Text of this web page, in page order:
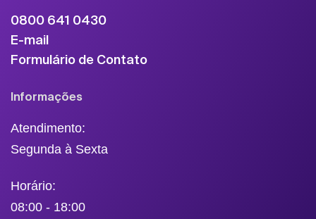
0800 641 0430
E-mail
Formulário de Contato
Informações
Atendimento:
Segunda à Sexta
Horário:
08:00 - 18:00